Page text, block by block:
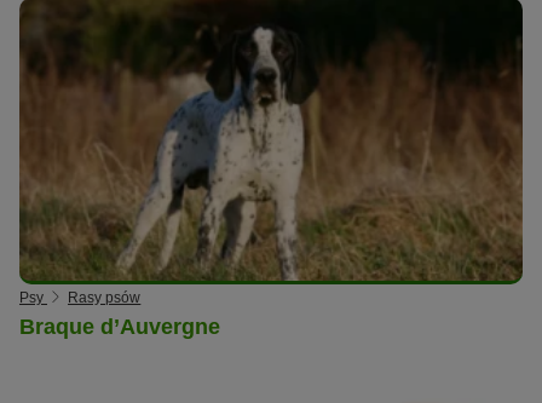
Psy Rasy psów
Braque d’Auvergne